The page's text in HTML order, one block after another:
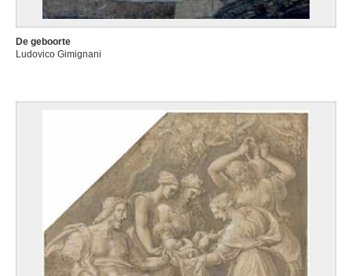
De geboorte
Ludovico Gimignani